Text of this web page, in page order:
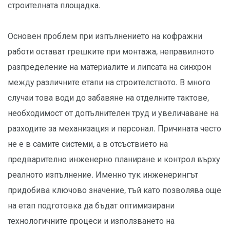
строителната площадка.
Основен проблем при изпълнението на кофражни
работи остават грешките при монтажа, неправилното
разпределение на материалите и липсата на синхрон
между различните етапи на строителството. В много
случаи това води до забавяне на отделните тактове,
необходимост от допълнителен труд и увеличаване на
разходите за механизация и персонал. Причината често
не е в самите системи, а в отсъствието на
предварително инженерно планиране и контрол върху
реалното изпълнение. Именно тук инженерингът
придобива ключово значение, тъй като позволява още
на етап подготовка да бъдат оптимизирани
технологичните процеси и използването на